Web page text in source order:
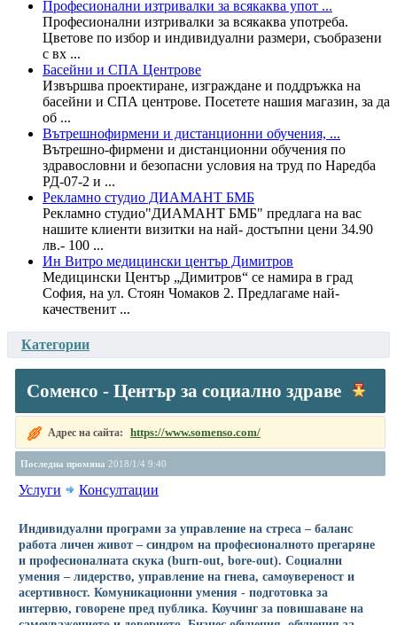
Професионални изтривалки за всякaква упот ...
Професионални изтривалки за всякaква употреба.
Цветове по избор и индивидуални размери, съобразени
с вх ...
Басейни и СПА Центрове
Извършва проектиране, изграждане и поддръжка на
басейни и СПА центрове. Посетете нашия магазин, за да
об ...
Вътрешнофирмени и дистанционни обучения, ...
Вътрешно-фирмени и дистанционни обучения по
здравословни и безопасни условия на труд по Наредба
РД-07-2 и ...
Рекламно студио ДИАМАНТ БМБ
Рекламно студио"ДИАМАНТ БМБ" предлага на вас
нашите клиенти визитки на най- достъпни цени 34.90
лв.- 100 ...
Ин Витро медицински център Димитров
Медицински Център „Димитров“ се намира в град
София, на ул. Стоян Чомаков 2. Предлагаме най-
качественит ...
Категории
Соменсо - Център за социално здраве
Адрес на сайта: https://www.somenso.com/
Последна промяна 2018/1/4 9:40
Услуги Консултации
Индивидуални програми за управление на стреса – баланс
работа личен живот – синдром на професионалното прегаряне
и професионалната скука (burn-out, bore-out). Социални
умения – лидерство, управление на гнева, самоувереност и
асертивност. Комуникационни умения - подготовка за
интервю, говорене пред публика. Коучинг за повишаване на